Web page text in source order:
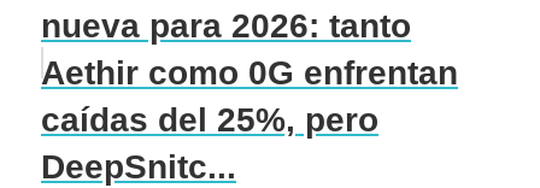
nueva para 2026: tanto
Aethir como 0G enfrentan
caídas del 25%, pero
DeepSnitc...